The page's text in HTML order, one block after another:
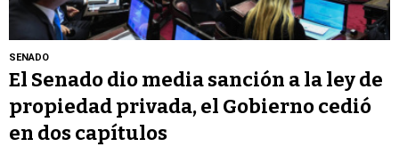
SENADO
El Senado dio media sanción a la ley de
propiedad privada, el Gobierno cedió
en dos capítulos